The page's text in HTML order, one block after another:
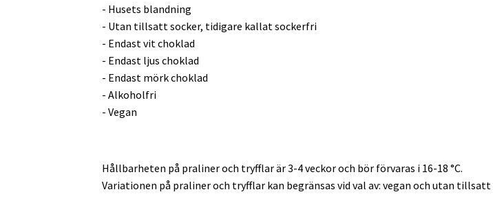
- Husets blandning
- Utan tillsatt socker, tidigare kallat sockerfri
- Endast vit choklad
- Endast ljus choklad
- Endast mörk choklad
- Alkoholfri
- Vegan
Hållbarheten på praliner och tryfflar är 3-4 veckor och bör förvaras i 16-18 °C.
Variationen på praliner och tryfflar kan begränsas vid val av: vegan och utan